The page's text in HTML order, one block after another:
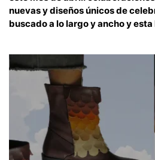
nuevas y diseños únicos de
buscado a lo largo y ancho y